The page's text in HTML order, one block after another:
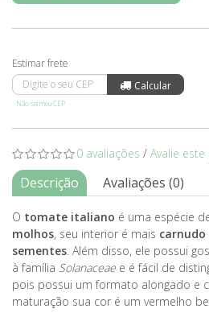
Não sei meu CEP
0 avaliações / Avalie
Descrição Avaliações (0)
O tomate italiano é uma espécie
molhos, seu interior é mais carnudo
sementes . Além disso, ele possui
à família Solanaceae e é fácil de
pois possui um formato alongado e
maturação sua cor é um vermelho